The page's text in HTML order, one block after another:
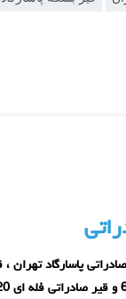
پاسارگاد تهران